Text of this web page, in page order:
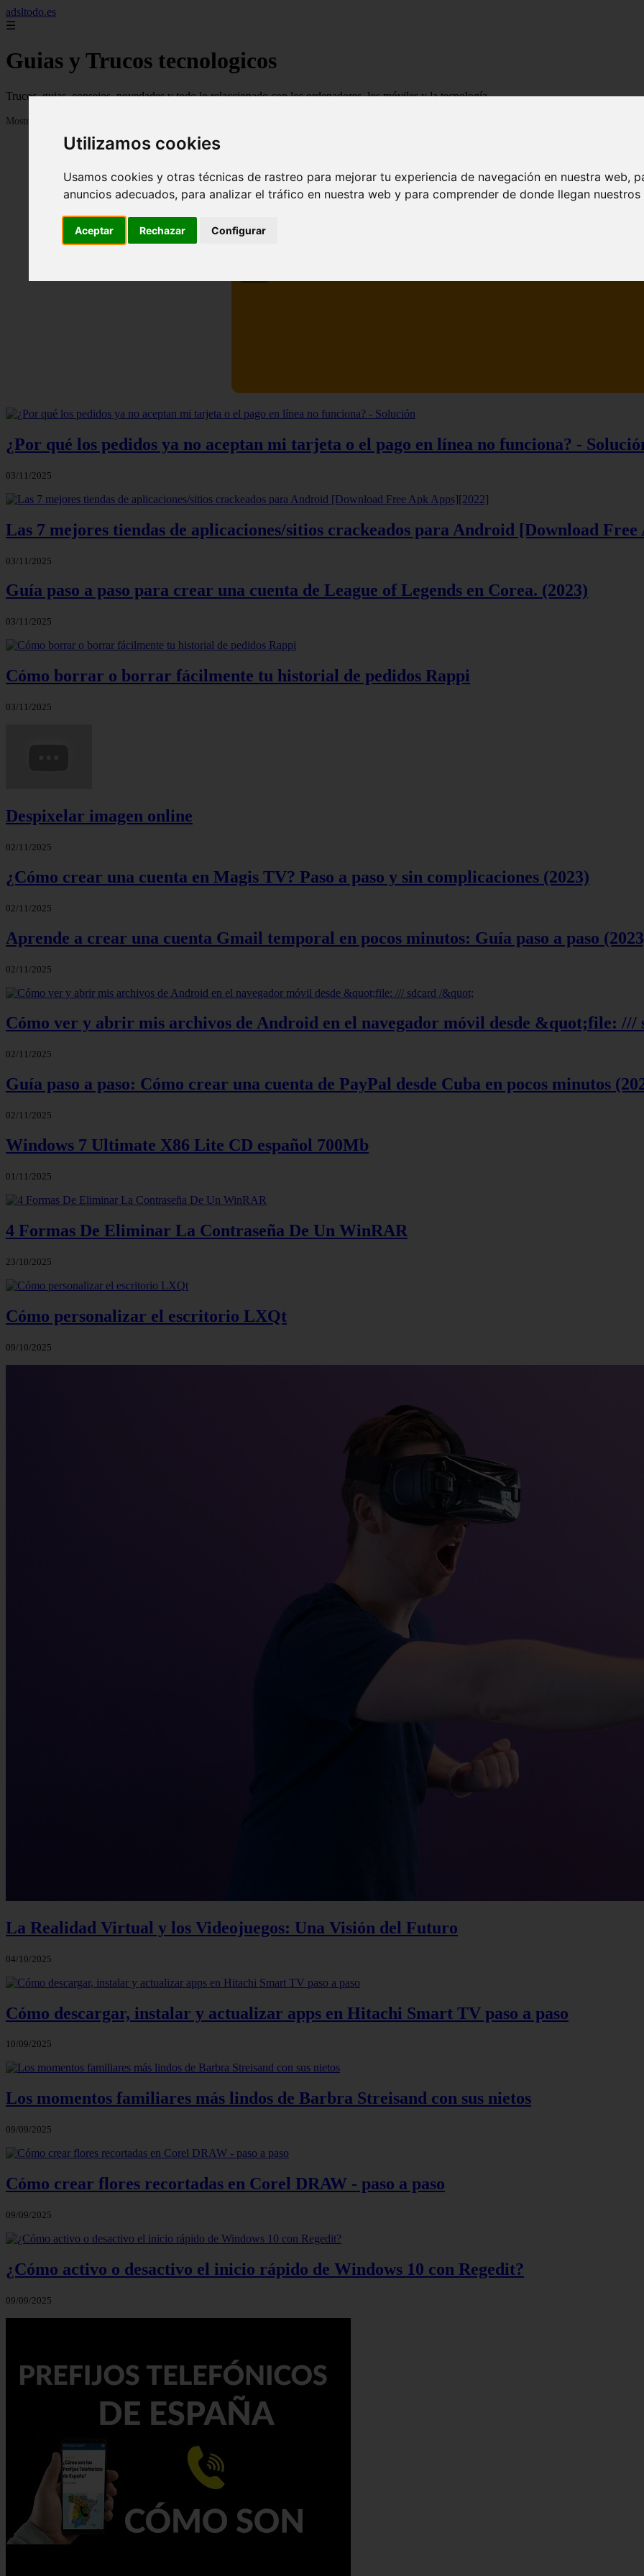
Utilizamos cookies
Usamos cookies y otras técnicas de rastreo para mejorar tu experiencia de navegación en nuestra web,
anuncios adecuados, para analizar el tráfico en nuestra web y para comprender de donde llegan
Aceptar Rechazar Configurar
adsltodo.es
☰
Guias y Trucos tecnologicos
Trucos, guias, consejos, novedades y todo lo relaccionado con los ordenadores, los móviles y la tecnología
Mostrando 1 - 24 de 148 artículos
¿Por qué los pedidos ya no aceptan mi tarjeta o el pago en línea no funciona? -
03/11/2025
Las 7 mejores tiendas de aplicaciones/sitios crackeados para Android [Download
03/11/2025
Guía paso a paso para crear una cuenta de League of Legends en Corea. (2023)
03/11/2025
Cómo borrar o borrar fácilmente tu historial de pedidos Rappi
03/11/2025
Despixelar imagen online
02/11/2025
¿Cómo crear una cuenta en Magis TV? Paso a paso y sin complicaciones (2023)
02/11/2025
Aprende a crear una cuenta Gmail temporal en pocos minutos: Guía paso a paso
02/11/2025
Cómo ver y abrir mis archivos de Android en el navegador móvil desde &quot;file:
02/11/2025
Guía paso a paso: Cómo crear una cuenta de PayPal desde Cuba en pocos minutos
02/11/2025
Windows 7 Ultimate X86 Lite CD español 700Mb
01/11/2025
4 Formas De Eliminar La Contraseña De Un WinRAR
23/10/2025
Cómo personalizar el escritorio LXQt
09/10/2025
La Realidad Virtual y los Videojuegos: Una Visión del Futuro
04/10/2025
Cómo descargar, instalar y actualizar apps en Hitachi Smart TV paso a paso
10/09/2025
Los momentos familiares más lindos de Barbra Streisand con sus nietos
09/09/2025
Cómo crear flores recortadas en Corel DRAW - paso a paso
09/09/2025
¿Cómo activo o desactivo el inicio rápido de Windows 10 con Regedit?
09/09/2025